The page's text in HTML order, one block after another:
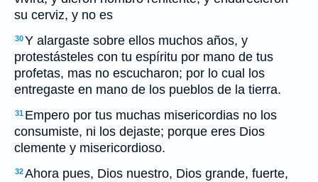
su cerviz, y no es
30Y alargaste sobre ellos muchos años, y
protestásteles con tu espíritu por mano de tus
profetas, mas no escucharon; por lo cual los
entregaste en mano de los pueblos de la tierra.
31 Empero por tus muchas misericordias no los
consumiste, ni los dejaste; porque eres Dios
clemente y misericordioso.
32Ahora pues, Dios nuestro, Dios grande, fuerte,